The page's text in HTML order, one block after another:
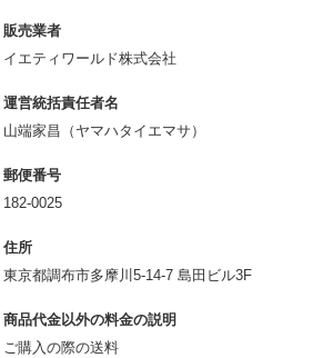
販売業者
イエティワールド株式会社
運営統括責任者名
山端家昌（ヤマハタイエマサ）
郵便番号
182-0025
住所
東京都調布市多摩川5-14-7 島田ビル3F
商品代金以外の料金の説明
ご購入の際の送料